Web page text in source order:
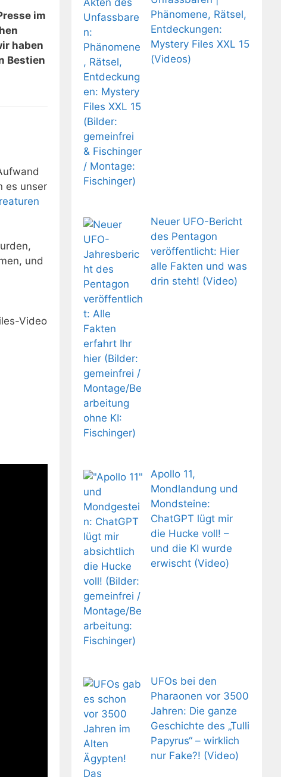
im
haben
Bestien
es unser
und
Video
Phänomene, Rätsel,
Entdeckungen:
Mystery Files XXL 15
(Videos)
Neuer UFO-Bericht
des Pentagon
veröffentlicht: Hier
alle Fakten und was
drin steht! (Video)
Apollo 11,
Mondlandung und
Mondsteine:
ChatGPT lügt mir
die Hucke voll! –
und die KI wurde
erwischt (Video)
UFOs bei den
Pharaonen vor 3500
Jahren: Die ganze
Geschichte des „Tulli
Papyrus“ – wirklich
nur Fake?! (Video)